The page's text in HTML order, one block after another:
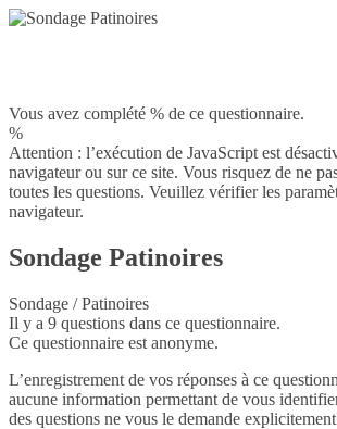
Vous avez complété % de ce questionnaire.
%
Attention : l’exécution de JavaScript est
navigateur ou sur ce site. Vous risquez de ne
toutes les questions. Veuillez vérifier les
navigateur.
Sondage Patinoires
Sondage / Patinoires
Il y a 9 questions dans ce questionnaire.
Ce questionnaire est anonyme.
L’enregistrement de vos réponses à ce
aucune information permettant de vous
des questions ne vous le demande